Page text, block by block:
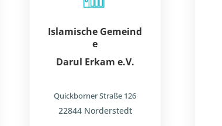
Islamische Gemeind
e
Darul Erkam e.V.
Quickborner Straße 126
22844 Norderstedt